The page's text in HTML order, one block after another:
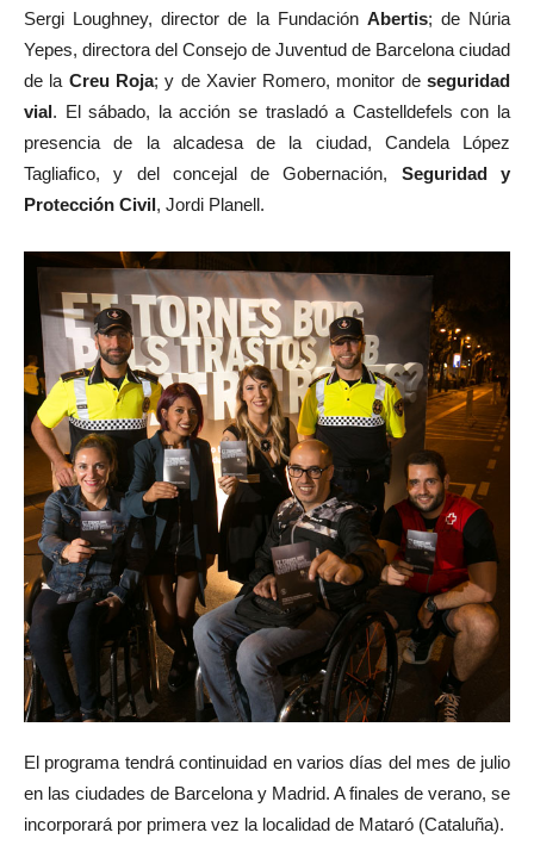
Sergi Loughney, director de la Fundación Abertis; de Núria
Yepes, directora del Consejo de Juventud de Barcelona ciudad
de la Creu Roja; y de Xavier Romero, monitor deseguridad
vial. El sábado, la acción se trasladó a Castelldefels con la
presencia de la alcadesa de la ciudad, Candela López
Tagliafico, y del concejal de Gobernación, Seguridad y
Protección Civil, Jordi Planell.
El programa tendrá continuidad en varios días del mes de julio
en las ciudades de Barcelona y Madrid. A finales de verano, se
incorporará por primera vez la localidad de Mataró (Cataluña).